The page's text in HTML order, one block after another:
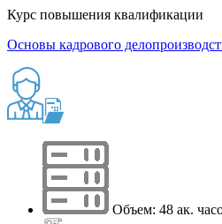
Курс повышения квалификации
Основы кадрового
Объем: 48 ак.